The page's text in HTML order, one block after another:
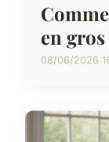
en
08/06/2026